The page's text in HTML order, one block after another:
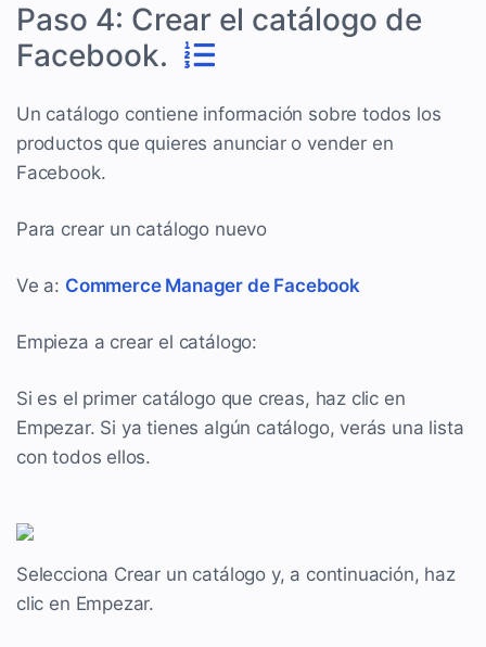
Paso 4: Crear el catálogo de
Facebook.
Un catálogo contiene información sobre todos los
productos que quieres anunciar o vender en
Facebook.
Para crear un catálogo nuevo
Ve a: Commerce Manager de Facebook
Empieza a crear el catálogo:
Si es el primer catálogo que creas, haz clic en
Empezar. Si ya tienes algún catálogo, verás una lista
con todos ellos.
Selecciona Crear un catálogo y, a continuación, haz
clic en Empezar.